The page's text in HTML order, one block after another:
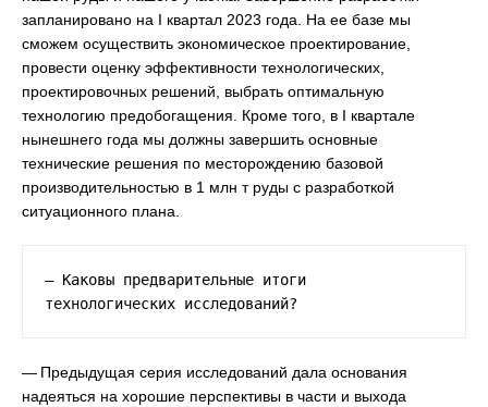
запланировано на I квартал 2023 года. На ее базе мы
сможем осуществить экономическое проектирование,
провести оценку эффективности технологических,
проектировочных решений, выбрать оптимальную
технологию предобогащения. Кроме того, в I квартале
нынешнего года мы должны завершить основные
технические решения по месторождению базовой
производительностью в 1 млн т руды с разработкой
ситуационного плана.
— Каковы предварительные итоги
технологических исследований?
— Предыдущая серия исследований дала основания
надеяться на хорошие перспективы в части и выхода